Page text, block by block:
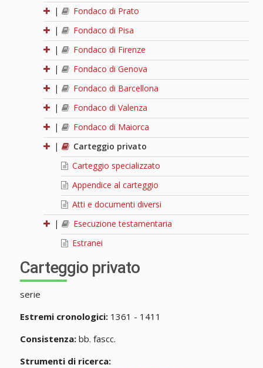
|
Fondaco di Prato
|
Fondaco di Pisa
|
Fondaco di Firenze
|
Fondaco di Genova
|
Fondaco di Barcellona
|
Fondaco di Valenza
|
Fondaco di Maiorca
|
Carteggio privato
Carteggio specializzato
Appendice al carteggio
Atti e documenti diversi
|
Esecuzione testamentaria
Estranei
Carteggio privato
serie
Estremi cronologici:1361 - 1411
Consistenza:bb. fascc.
Strumenti di ricerca: